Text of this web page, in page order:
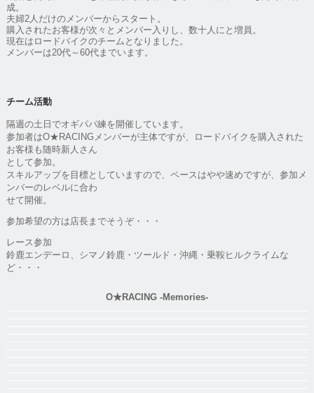
成。
夫婦2人だけのメンバーからスタート。
購入されたお客様が次々とメンバー入りし、数十人にと増員。
現在はロードバイクのチームとなりました。
メンバーは20代～60代までいます。
チーム活動
隔週の土日でオギパパ練を開催しています。
参加者はO★RACINGメンバーが主体ですが、ロードバイクを購入された
お客様も随時新人さん
として参加。
スキルアップを目標としていますので、ペースはやや速めですが、参加メ
ンバーのレベルに合わ
せて開催。
参加希望の方は店長までそうぞ・・・
レース参加
鈴鹿エンデーロ、シマノ鈴鹿・ツールド・沖縄・乗鞍ヒルクライムな
ど・・・
O★RACING -Memories-